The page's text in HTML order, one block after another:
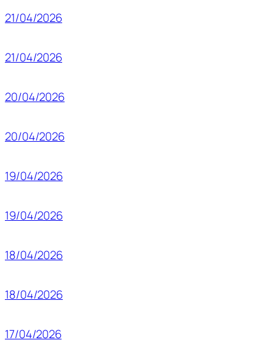
21/04/2026
21/04/2026
20/04/2026
20/04/2026
19/04/2026
19/04/2026
18/04/2026
18/04/2026
17/04/2026